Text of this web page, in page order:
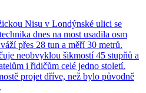
Nisu v Londýnské ulici se
dnes na most usadila osm
přes 28 tun a měří 30 metrů.
neobvyklou šikmostí 45 stupňů a
i řidičům celé jedno století.
projet dříve, než bylo původně